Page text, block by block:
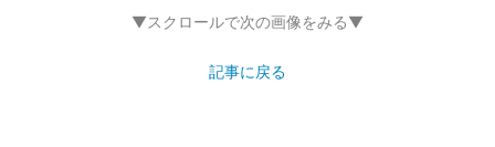
▼スクロールで次の画像をみる▼
記事に戻る